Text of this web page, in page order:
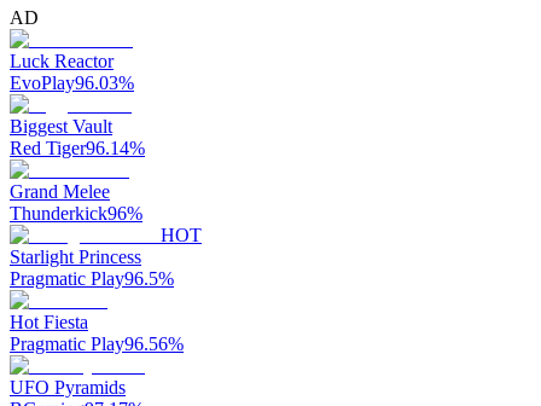
AD
Luck Reactor
EvoPlay96.03%
Biggest Vault
Red Tiger96.14%
Grand Melee
Thunderkick96%
HOT
Starlight Princess
Pragmatic Play96.5%
Hot Fiesta
Pragmatic Play96.56%
UFO Pyramids